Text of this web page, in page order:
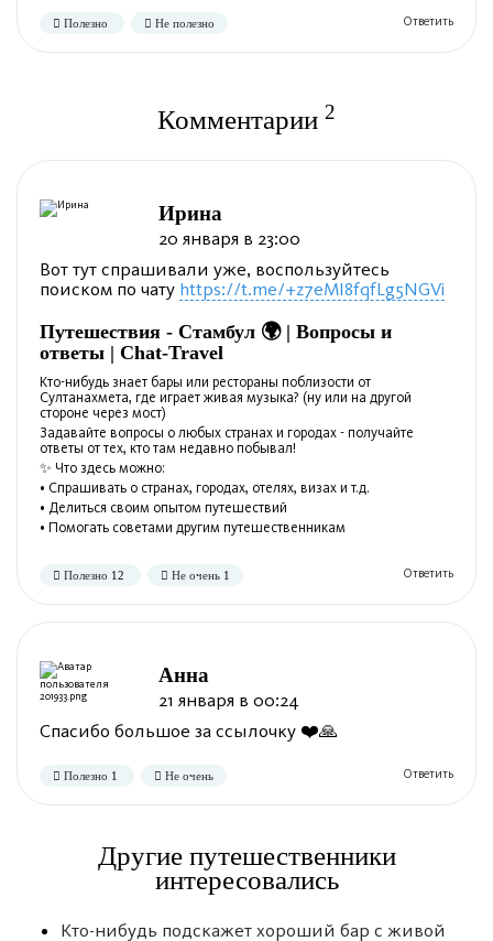
Полезно Не полезно
Комментарии 2
Ирина
20 января в 23:00
Вот тут спрашивали уже, воспользуйтесь
поиском по чату https://t.me/+z7eMI8fqfLg5NGVi
Путешествия - Стамбул 🌍 | Вопросы и
ответы | Chat-Travel
Кто-нибудь знает бары или рестораны поблизости от
Султанахмета, где играет живая музыка? (ну или на другой
стороне через мост)
Задавайте вопросы о любых странах и городах - получайте
ответы от тех, кто там недавно побывал!
✨ Что здесь можно:
• Спрашивать о странах, городах, отелях, визах и т.д.
• Делиться своим опытом путешествий
• Помогать советами другим путешественникам
Анна
21 января в 00:24
Спасибо большое за ссылочку ❤️🙏
Другие путешественники
интересовались
Кто-нибудь подскажет хороший бар с живой